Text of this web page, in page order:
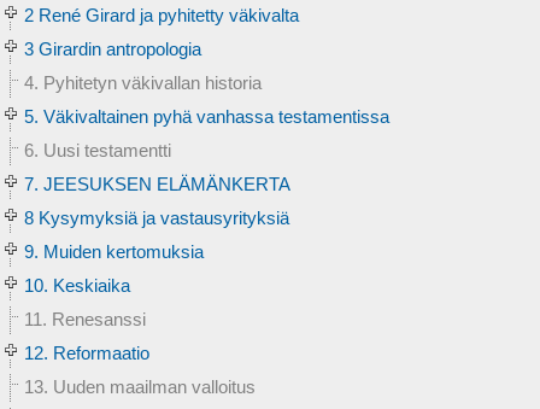
2 René Girard ja pyhitetty väkivalta
3 Girardin antropologia
4. Pyhitetyn väkivallan historia
5. Väkivaltainen pyhä vanhassa testamentissa
6. Uusi testamentti
7. JEESUKSEN ELÄMÄNKERTA
8 Kysymyksiä ja vastausyrityksiä
9. Muiden kertomuksia
10. Keskiaika
11. Renesanssi
12. Reformaatio
13. Uuden maailman valloitus